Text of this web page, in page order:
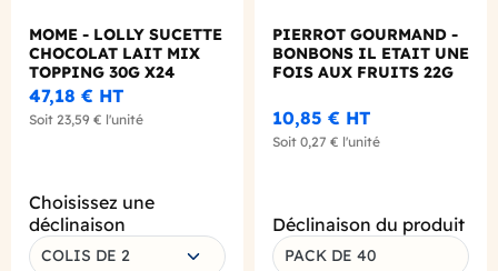
MOME - LOLLY SUCETTE
CHOCOLAT LAIT MIX
TOPPING 30G X24
47,18 € HT
Soit 23,59 € l'unité
Choisissez une
déclinaison
COLIS DE 2
PIERROT GOURMAND -
BONBONS IL ETAIT UNE
FOIS AUX FRUITS 22G
10,85 € HT
Soit 0,27 € l'unité
Déclinaison du produit
PACK DE 40